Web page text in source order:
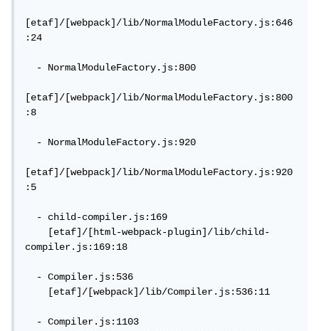
[etaf]/[webpack]/lib/NormalModuleFactory.js:646
:24
- NormalModuleFactory.js:800
[etaf]/[webpack]/lib/NormalModuleFactory.js:800
:8
- NormalModuleFactory.js:920
[etaf]/[webpack]/lib/NormalModuleFactory.js:920
:5
- child-compiler.js:169
[etaf]/[html-webpack-plugin]/lib/child-
compiler.js:169:18
- Compiler.js:536
[etaf]/[webpack]/lib/Compiler.js:536:11
- Compiler.js:1103